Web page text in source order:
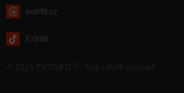
extrifit.cz
Extrifit